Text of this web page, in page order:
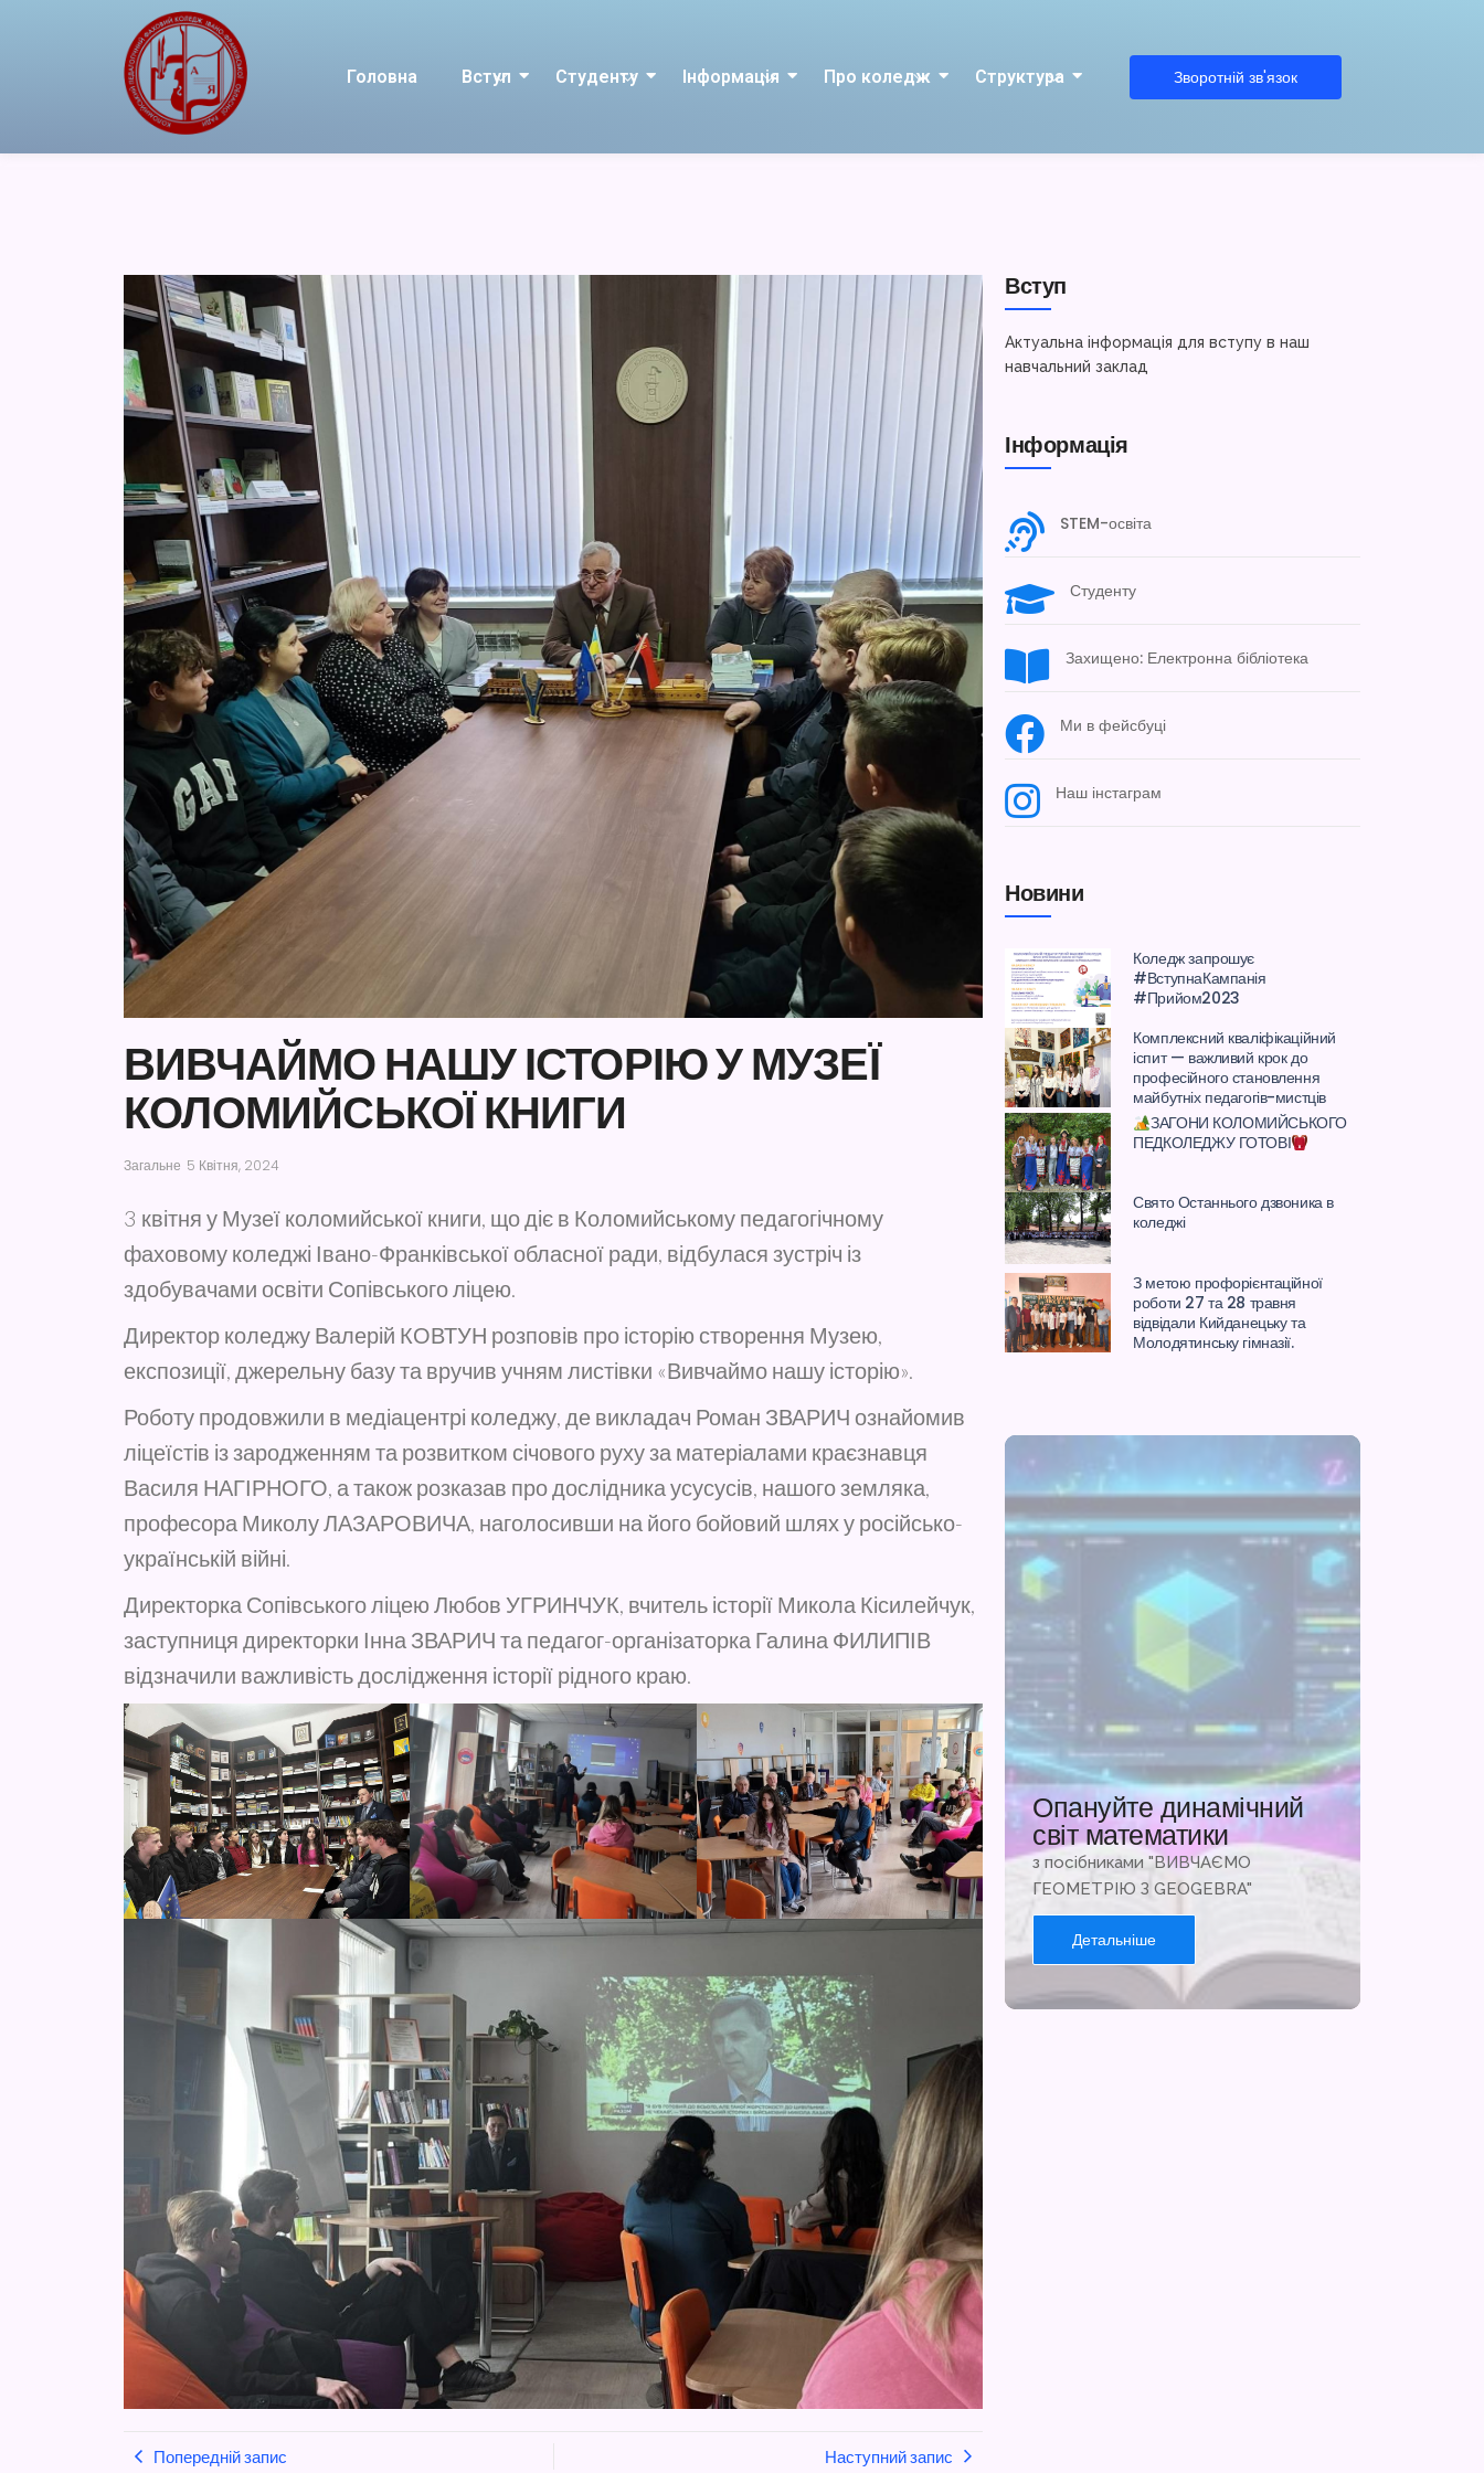
Головна Вступ Студенту Інформація Про коледж Структура Зворотній зв'язок
ВИВЧАЙМО НАШУ ІСТОРІЮ У МУЗЕЇ
КОЛОМИЙСЬКОЇ КНИГИ
Загальне 5 Квітня, 2024
3 квітня у Музеї коломийської книги, що діє в Коломийському педагогічному
фаховому коледжі Івано-Франківської обласної ради, відбулася зустріч із
здобувачами освіти Сопівського ліцею.
Директор коледжу Валерій КОВТУН розповів про історію створення Музею,
експозиції, джерельну базу та вручив учням листівки «Вивчаймо нашу історію».
Роботу продовжили в медіацентрі коледжу, де викладач Роман ЗВАРИЧ ознайомив
ліцеїстів із зародженням та розвитком січового руху за матеріалами краєзнавця
Василя НАГІРНОГО, а також розказав про дослідника усусусів, нашого земляка,
професора Миколу ЛАЗАРОВИЧА, наголосивши на його бойовий шлях у російсько-
українській війні.
Директорка Сопівського ліцею Любов УГРИНЧУК, вчитель історії Микола Кісилейчук,
заступниця директорки Інна ЗВАРИЧ та педагог-організаторка Галина ФИЛИПІВ
відзначили важливість дослідження історії рідного краю.
Попередній запис Наступний запис
Вступ
Актуальна інформація для вступу в наш
навчальний заклад
Інформація
STEM-освіта
Студенту
Захищено: Електронна бібліотека
Ми в фейсбуці
Наш інстаграм
Новини
Коледж запрошує
#ВступнаКампанія
#Прийом2023
Комплексний кваліфікаційний
іспит — важливий крок до
професійного становлення
майбутніх педагогів-мистців
ЗАГОНИ КОЛОМИЙСЬКОГО
ПЕДКОЛЕДЖУ ГОТОВІ
Свято Останнього дзвоника в
коледжі
З метою профорієнтаційної
роботи 27 та 28 травня
відвідали Кийданецьку та
Молодятинську гімназії.
Опануйте динамічний
світ математики
з посібниками "ВИВЧАЄМО
ГЕОМЕТРІЮ З GEOGEBRA"
Детальніше